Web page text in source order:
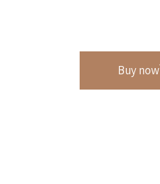
Buy now